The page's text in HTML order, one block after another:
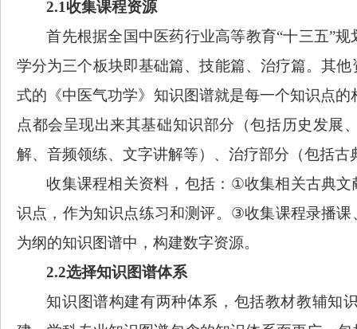
2.1收集课程资源
首先根据全国中医药行业高等教育“十三五”
学分为三个板块即基础篇、技能篇、治疗篇。其
式的《中医气功学》知识图谱就是每一个知识点的
点都会呈现出来其基础知识部分（包括历史发展
解、音频领练、文字讲解等）、治疗部分（包括
收集课程相关资料，包括： ①收集相关古典
识点，作为知识点练习和测评。 ③收集课程录播
为纲的知识图谱中，构建数字资源。
2.2选择知识图谱体系
知识图谱构建有两种体系，包括教材教辅知